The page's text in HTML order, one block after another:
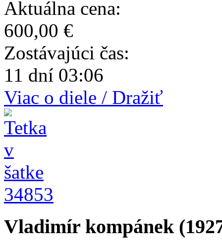
Aktuálna cena:
600,00 €
Zostávajúci čas:
11 dní 03:06
Viac o diele / Dražiť
34853
Vladimír kompánek